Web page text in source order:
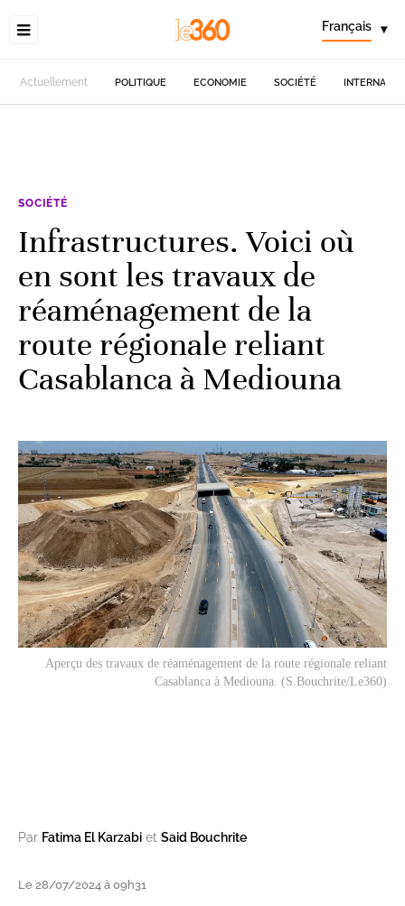
Français ▾
Actuellement POLITIQUE ECONOMIE SOCIÉTÉ
SOCIÉTÉ
Infrastructures. Voici où
en sont les travaux de
réaménagement de la
route régionale reliant
Casablanca à Mediouna
Aperçu des travaux de réaménagement de la route régionale reliant
Casablanca à Mediouna. (S.Bouchrite/Le360)
Par Fatima El Karzabi et Said Bouchrite
Le 28/07/2024 à 09h31